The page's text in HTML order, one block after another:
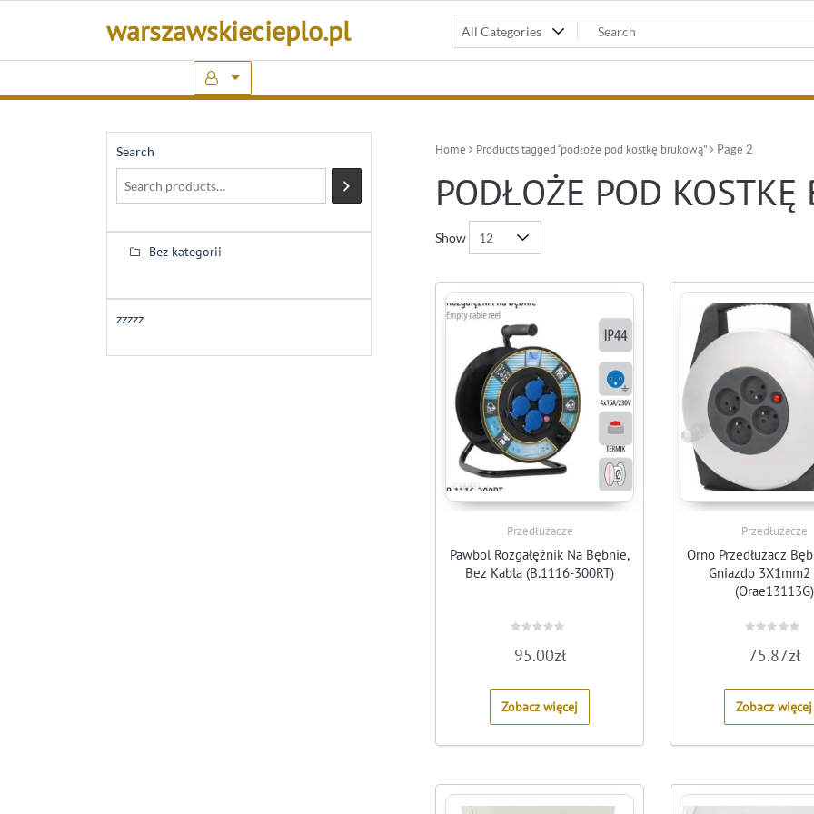
warszawskiecieplo.pl
Home Products tagged “podłoże pod kostkę brukową” Page 2
PODŁOŻE POD KOSTKĘ
Show
Przedłużacze
Pawbol Rozgałęźnik Na Bębnie,
Bez Kabla (B.1116-300RT)
0
out
5
95.00zł
Zobacz więcej
Przedłużacze
Orno Przedłużacz
Gniazdo
(Orae13113G)
0
out
5
75.87zł
Zobacz więcej
Search
Bez kategorii
zzzzz